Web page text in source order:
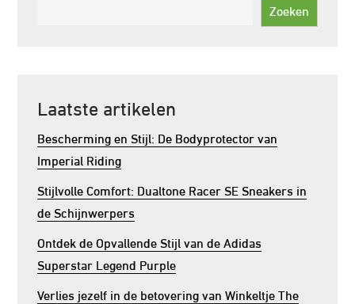
Zoeken
Laatste artikelen
Bescherming en Stijl: De Bodyprotector van
Imperial Riding
Stijlvolle Comfort: Dualtone Racer SE Sneakers in
de Schijnwerpers
Ontdek de Opvallende Stijl van de Adidas
Superstar Legend Purple
Verlies jezelf in de betovering van Winkeltje The